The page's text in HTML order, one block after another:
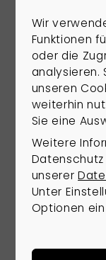
Werbung!
unserer
Lassen Sie
überzeugen
Leistungen
Alle
Wir
Funktionen
oder die
analysieren.
unseren
weiterhin
Sie eine
Weitere
Datenschutz
unserer
Unter
Optionen